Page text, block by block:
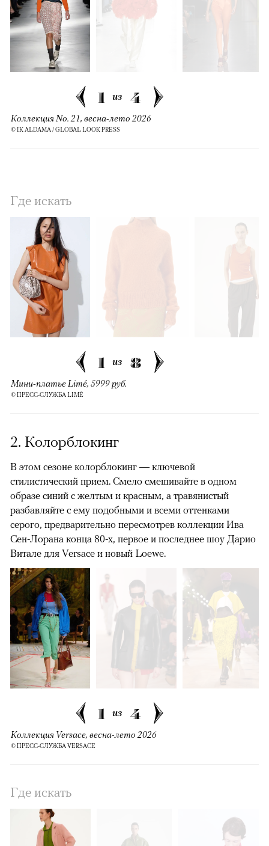
1 из 4
Коллекция No. 21, весна-лето 2026
© IK ALDAMA / GLOBAL LOOK PRESS
Где искать
1 из 8
Мини-платье Limé, 5999 руб.
© ПРЕСС-СЛУЖБА LIMÉ
2. Колорблокинг
В этом сезоне колорблокинг — ключевой
стилистический прием. Смело смешивайте в одном
образе синий с желтым и красным, а травянистый
разбавляйте с ему подобными и всеми оттенками
серого, предварительно пересмотрев коллекции Ива
Сен-Лорана конца 80-х, первое и последнее шоу Дарио
Витале для Versace и новый Loewe.
1 из 4
Коллекция Versace, весна-лето 2026
© ПРЕСС-СЛУЖБА VERSACE
Где искать